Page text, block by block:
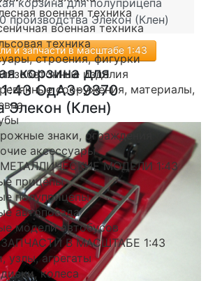
военная техника
военная техника
техника
строения, фигурки
изделия
сооружения, материалы,
знаки, ограждения
аксессуары
МОДЕЛИ 1:43
прицепы
полуприцепы
автопоезда
модели автобусов
В МАСШТАБЕ 1:43
узлы, агрегаты
колеса
корзина для полуприцепа
производства Элекон (Клен)
и запчасти в масштабе 1:43
корзина для
1:43 ОдАЗ-9370
Элекон (Клен)